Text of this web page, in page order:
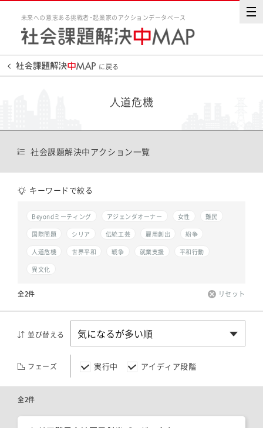
未来への意志ある挑戦者・起業家のアクションデータベース
に戻る
人道危機
社会課題解決中アクション一覧
キーワードで絞る
Beyondミーティング アジェンダオーナー 女性
難民
国際問題
シリア 伝統工芸 雇用創出
紛争
人道危機
世界平和 戦争 就業支援
平和行動
異文化
全2件 リセット
並び替える
フェーズ 実行中 アイディア段階
全2件